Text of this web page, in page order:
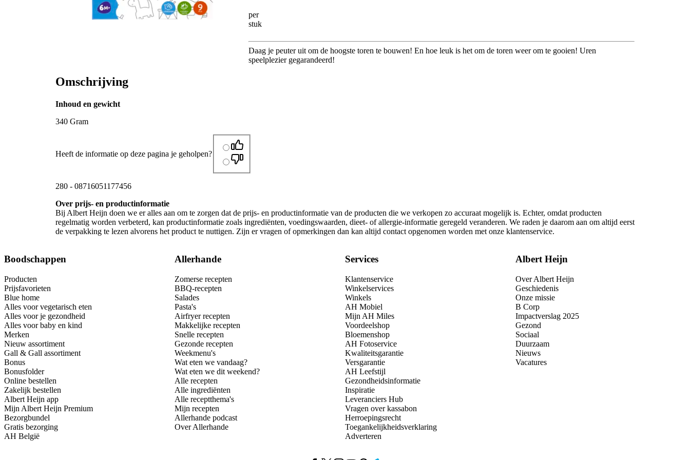
per
stuk
Daag je peuter uit om de hoogste toren te bouwen! En hoe leuk is het om de toren weer om te gooien! Uren
speelplezier gegarandeerd!
Omschrijving
Inhoud en gewicht
340 Gram
Heeft de informatie op deze pagina je geholpen?
280 - 08716051177456
Over prijs- en productinformatie
Bij Albert Heijn doen we er alles aan om te zorgen dat de prijs- en productinformatie van de producten die we verkopen zo accuraat mogelijk is. Echter, omdat producten
regelmatig worden verbeterd, kan productinformatie zoals ingrediënten, voedingswaarden, dieet- of allergie-informatie geregeld veranderen. We raden je daarom aan om altijd eerst
de verpakking te lezen alvorens het product te nuttigen. Zijn er vragen of opmerkingen dan kan altijd contact opgenomen worden met onze klantenservice.
Boodschappen
Producten
Prijsfavorieten
Blue home
Alles voor vegetarisch eten
Alles voor je gezondheid
Alles voor baby en kind
Merken
Nieuw assortiment
Gall & Gall assortiment
Bonus
Bonusfolder
Online bestellen
Zakelijk bestellen
Albert Heijn app
Mijn Albert Heijn Premium
Bezorgbundel
Gratis bezorging
AH België
Allerhande
Zomerse recepten
BBQ-recepten
Salades
Pasta's
Airfryer recepten
Makkelijke recepten
Snelle recepten
Gezonde recepten
Weekmenu's
Wat eten we vandaag?
Wat eten we dit weekend?
Alle recepten
Alle ingrediënten
Alle receptthema's
Mijn recepten
Allerhande podcast
Over Allerhande
Services
Klantenservice
Winkelservices
Winkels
AH Mobiel
Mijn AH Miles
Voordeelshop
Bloemenshop
AH Fotoservice
Kwaliteitsgarantie
Versgarantie
AH Leefstijl
Gezondheidsinformatie
Inspiratie
Leveranciers Hub
Vragen over kassabon
Herroepingsrecht
Toegankelijkheidsverklaring
Adverteren
Albert Heijn
Over Albert Heijn
Geschiedenis
Onze missie
B Corp
Impactverslag 2025
Gezond
Sociaal
Duurzaam
Nieuws
Vacatures